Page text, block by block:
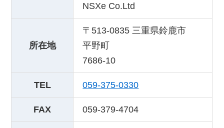
NSXe Co.Ltd
所在地
〒513-0835 三重県鈴鹿市
平野町
7686-10
TEL 059-375-0330
FAX 059-379-4704